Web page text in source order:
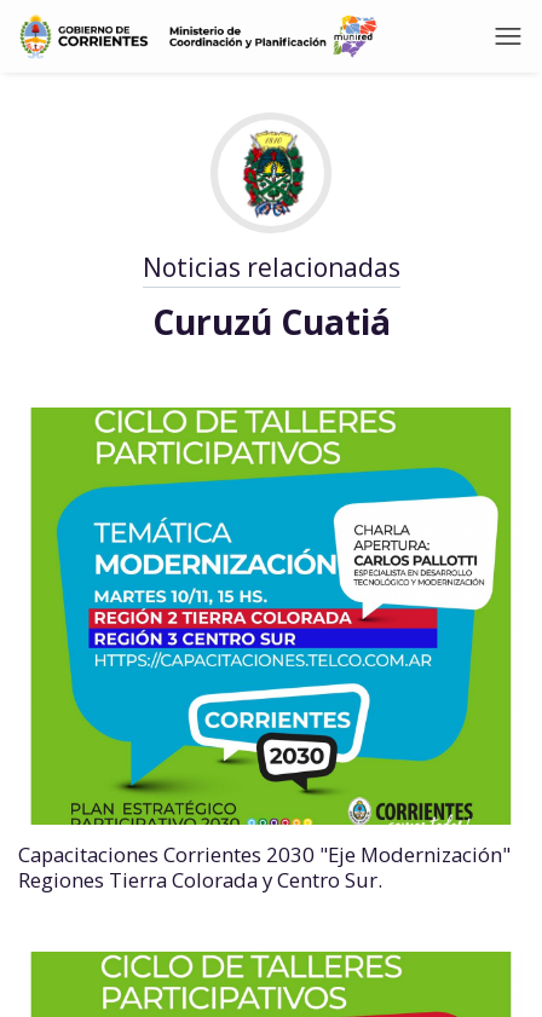
Noticias relacionadas
Curuzú Cuatiá
Capacitaciones Corrientes 2030 "Eje Modernización"
Regiones Tierra Colorada y Centro Sur.